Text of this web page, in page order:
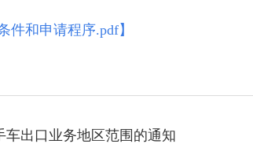
件和申请程序.pdf】
出口业务地区范围的通知